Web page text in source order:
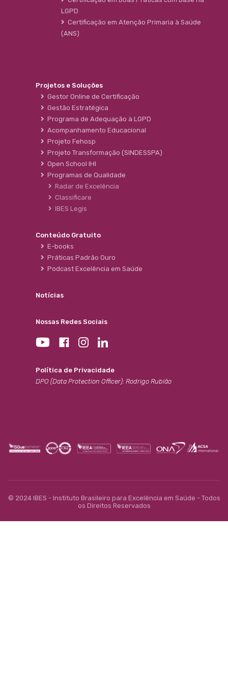
LGPD
Certificação em Atenção Primaria à Saúde
(ANS)
Projetos e Soluções
Gestor Online de Certificação
Gestão Estratégica
Programa de Adequação à LGPD
Acompanhamento Educacional
Projeto Fehosp
Projeto Transformação (SINDESSPA)
Open School IHI
Programas de Qualidade
Radar de Excelência
Classificare
IBES Legis
Conteúdo Gratuito
E-books
Práticas Padrão Ouro
Podcast Excelência em Saúde
Notícias
Nossas Redes Sociais
Política de Privacidade
DPO (Data Protection Officer): Rodrigo Rubião
© 2024 IBES - Instituto Brasileiro para Excelência em Saúde - Todos
os Direitos Reservados